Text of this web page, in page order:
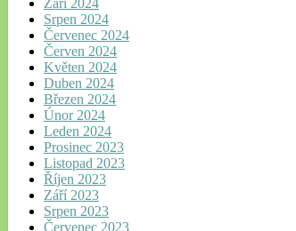
Září 2024
Srpen 2024
Červenec 2024
Červen 2024
Květen 2024
Duben 2024
Březen 2024
Únor 2024
Leden 2024
Prosinec 2023
Listopad 2023
Říjen 2023
Září 2023
Srpen 2023
Červenec 2023